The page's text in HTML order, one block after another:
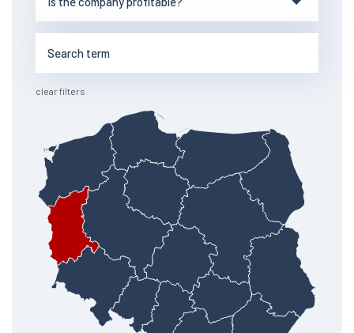
clear filters